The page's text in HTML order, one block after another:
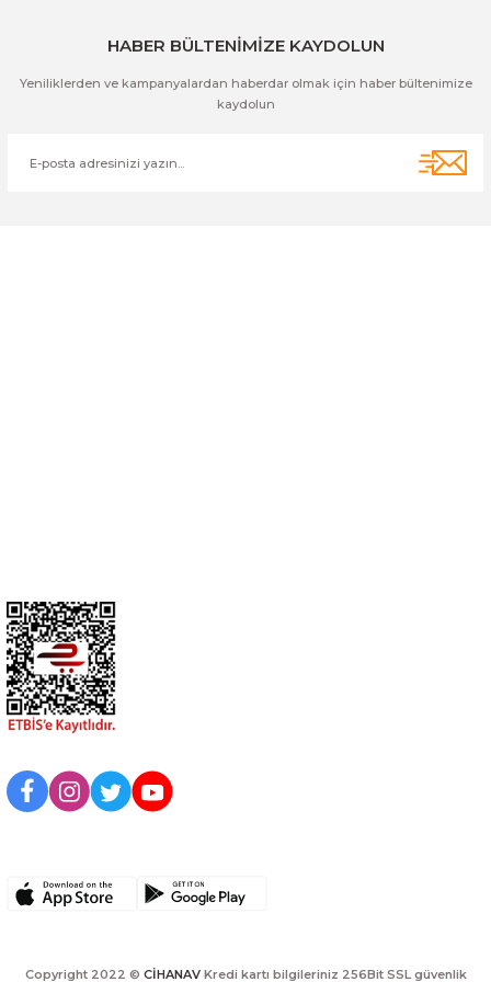
HABER BÜLTENİMİZE KAYDOLUN
Yeniliklerden ve kampanyalardan haberdar olmak için haber bültenimize
kaydolun
Copyright 2022 © CİHANAVKredi kartı bilgileriniz 256Bit SSL güvenlik